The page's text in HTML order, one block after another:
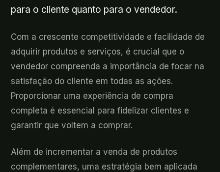
para o cliente quanto para o vendedor.
Com a crescente competitividade e facilidade de
adquirir produtos e serviços, é crucial que o
vendedor compreenda a importância de focar na
satisfação do cliente em todas as ações.
Proporcionar uma experiência de compra
completa é essencial para fidelizar clientes e
garantir que voltem a comprar.
Além de incrementar a venda de produtos
complementares, uma estratégia bem aplicada